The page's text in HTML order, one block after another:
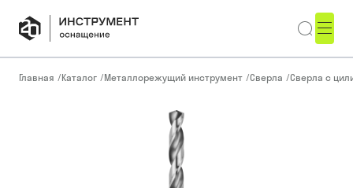
Главная /Каталог /Металлорежущий инструмент /Сверла /Сверла с